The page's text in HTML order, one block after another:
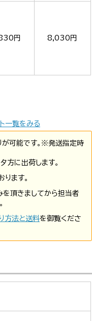
円 8,030円
一覧をみる
が可能です。※発送指定時
方に出荷します。
ます。
頂きましてから担当者
方法と送料を御覧くださ